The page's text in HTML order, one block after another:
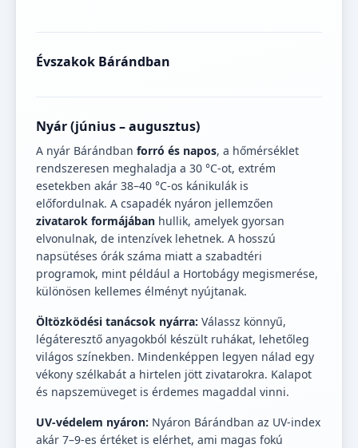
Évszakok Bárándban
Nyár (június – augusztus)
A nyár Bárándban forró és napos, a hőmérséklet
rendszeresen meghaladja a 30 °C-ot, extrém
esetekben akár 38–40 °C-os kánikulák is
előfordulnak. A csapadék nyáron jellemzően
zivatarok formájában hullik, amelyek gyorsan
elvonulnak, de intenzívek lehetnek. A hosszú
napsütéses órák száma miatt a szabadtéri
programok, mint például a Hortobágy megismerése,
különösen kellemes élményt nyújtanak.
Öltözködési tanácsok nyárra: Válassz könnyű,
légáteresztő anyagokból készült ruhákat, lehetőleg
világos színekben. Mindenképpen legyen nálad egy
vékony szélkabát a hirtelen jött zivatarokra. Kalapot
és napszemüveget is érdemes magaddal vinni.
UV-védelem nyáron: Nyáron Bárándban az UV-index
akár 7–9-es értéket is elérhet, ami magas fokú